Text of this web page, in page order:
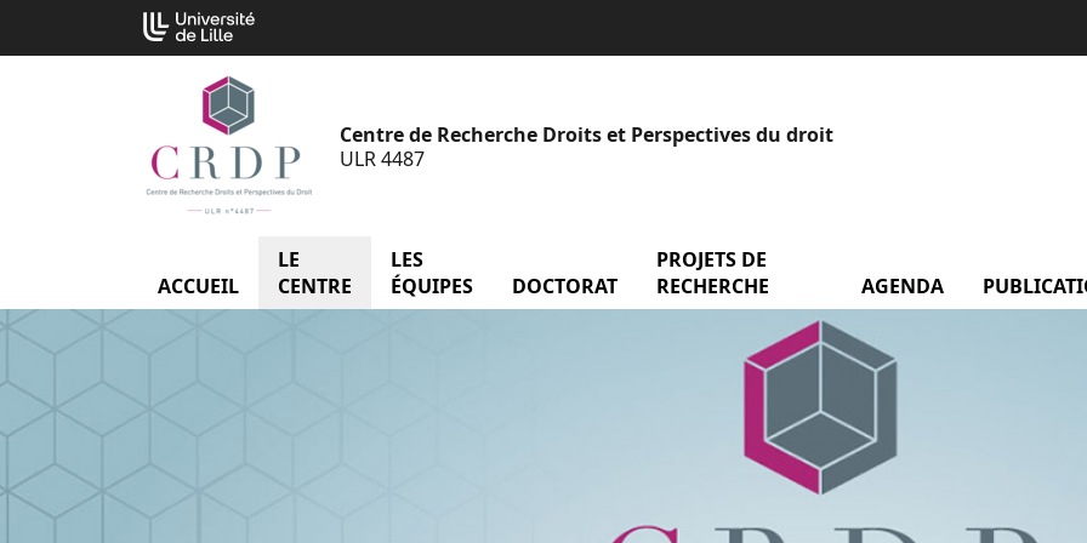
Centre de Recherche Droits et Perspectives du droit
ULR 4487
ACCUEIL
LE
CENTRE
menu Le Centre
LES
ÉQUIPES
menu Les équipes
DOCTORAT
menu Doctorat
PROJETS DE
RECHERCHE
AGENDA menu
Cookies management panel